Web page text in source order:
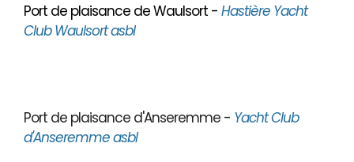
Port de plaisance de Waulsort - Hastière Yacht
Club Waulsort asbl
Port de plaisance d'Anseremme - Yacht Club
d'Anseremme asbl